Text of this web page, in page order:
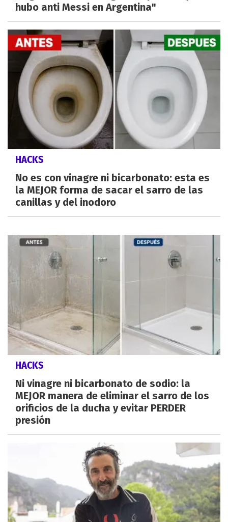
hubo anti Messi en Argentina"
HACKS
No es con vinagre ni bicarbonato: esta es
la MEJOR forma de sacar el sarro de las
canillas y del inodoro
HACKS
Ni vinagre ni bicarbonato de sodio: la
MEJOR manera de eliminar el sarro de los
orificios de la ducha y evitar PERDER
presión